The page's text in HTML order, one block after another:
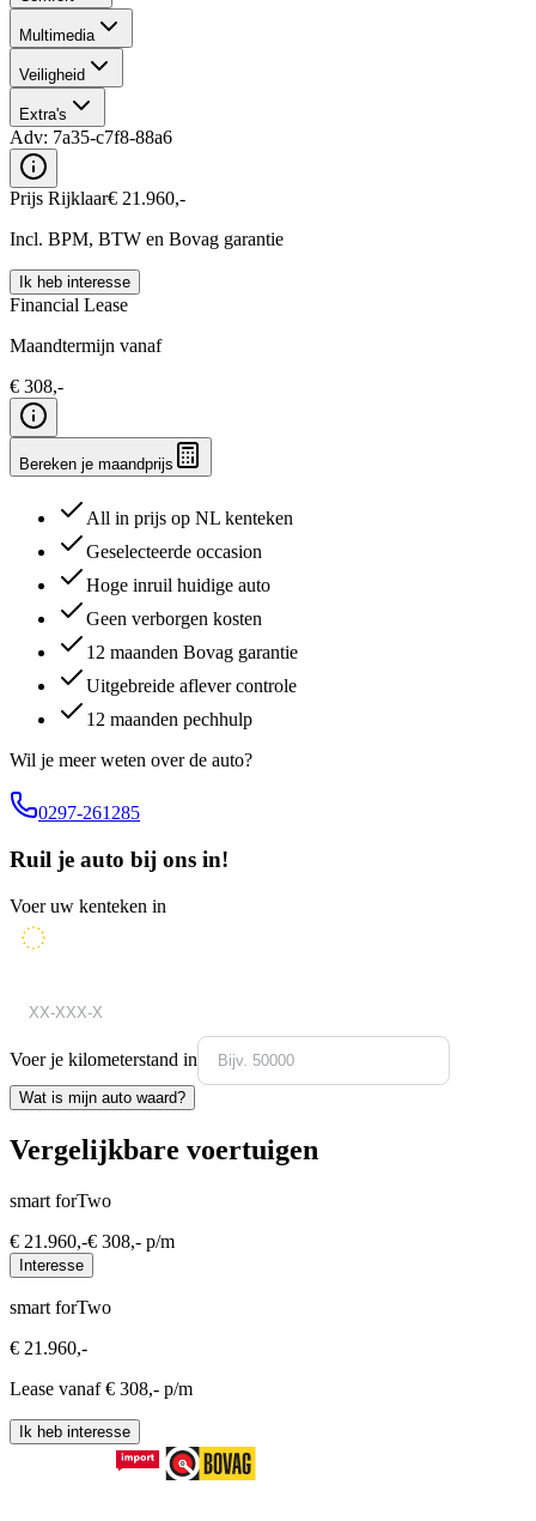
Multimedia
Veiligheid
Extra's
Adv: 7a35-c7f8-88a6
Prijs Rijklaar€ 21.960,-
Incl. BPM, BTW en Bovag garantie
Ik heb interesse
Financial Lease
Maandtermijn vanaf
€ 308,-
Bereken je maandprijs
All in prijs op NL kenteken
Geselecteerde occasion
Hoge inruil huidige auto
Geen verborgen kosten
12 maanden Bovag garantie
Uitgebreide aflever controle
12 maanden pechhulp
Wil je meer weten over de auto?
0297-261285
Ruil je auto bij ons in!
Voer uw kenteken in
Voer je kilometerstand in
Wat is mijn auto waard?
Vergelijkbare voertuigen
smart forTwo
€ 21.960,-€ 308,- p/m
Interesse
smart forTwo
€ 21.960,-
Lease vanaf € 308,- p/m
Ik heb interesse